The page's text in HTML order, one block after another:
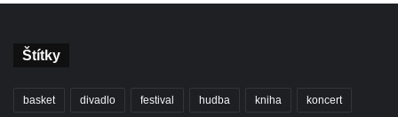
Štítky
basket divadlo festival hudba kniha koncert